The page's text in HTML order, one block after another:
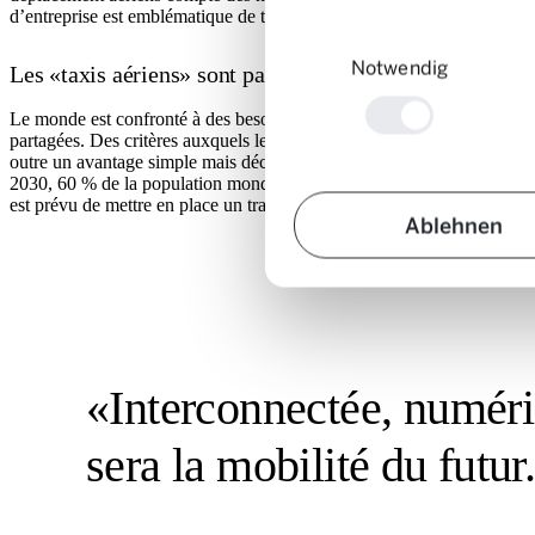
Notwendig
Ablehnen
d’entreprise est emblématique de tous les efforts de la branche: «We
Les «taxis aériens» sont particulièrement adaptés
Le monde est confronté à des besoins en mobilité en croissance
partagées. Des critères auxquels les drones taxis répondent
outre un avantage simple mais décisif par rapport aux autres moyens
2030, 60 % de la population mondiale (soit jusqu’à 5 milliards de
est prévu de mettre en place un trafic commercial à brève échéance.
«Interconnectée,
sera la mobilité du